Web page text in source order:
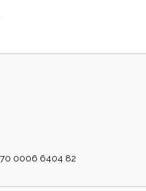
0006 6404 82